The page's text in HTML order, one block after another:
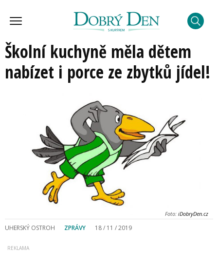
Školní kuchyně měla dětem
nabízet i porce ze zbytků jídel!
Foto: iDobryDen.cz
UHERSKÝ OSTROH ZPRÁVY 18 / 11 / 2019